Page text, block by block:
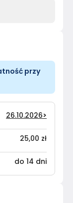
przy
26.10.2026>
25,00 zł
do 14 dni